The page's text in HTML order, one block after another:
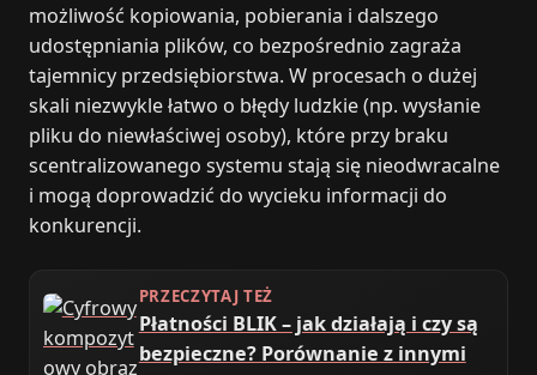
możliwość kopiowania, pobierania i dalszego
udostępniania plików, co bezpośrednio zagraża
tajemnicy przedsiębiorstwa. W procesach o dużej
skali niezwykle łatwo o błędy ludzkie (np. wysłanie
pliku do niewłaściwej osoby), które przy braku
scentralizowanego systemu stają się nieodwracalne
i mogą doprowadzić do wycieku informacji do
konkurencji.
PRZECZYTAJ TEŻ
Płatności BLIK – jak działają i czy są
bezpieczne? Porównanie z innymi